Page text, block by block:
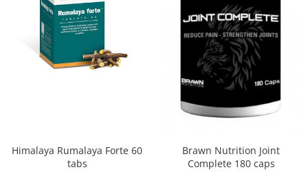
Himalaya Rumalaya Forte 60
tabs
Brawn Nutrition Joint
Complete 180 caps